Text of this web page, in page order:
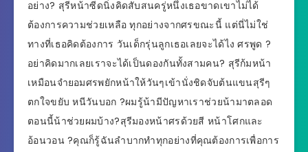
อย่าง? สุรีหน้าซีดนิ่งคิดสับสนครู่หนึ่งเธอขาดเขาไม่ได้
ต้องการความช่วยเหลือ ทุกอย่างจากศรขณะนี้ แต่นี่ไม่ใช่
ทางที่เธอคิดต้องการ วันเด็กรุ่นลูกเธอเลยจะได้ไง ศรพูด ?
อย่าคิดมากเลยเราจะได้เป็นดองกันทั้งสามคน? สุรีก้มหน้า
เหมือนจำยอมศรพยักหน้าให้วันๆเข้านั่งชิดจับต้นแขนสุรีๆ
ตกใจขยับ หนีวันบอก ?ผมรู้น้ามีปัญหาเราช่วยน้ามาตลอด
ตอนนี้น้าช่วยผมบ้าง?สุรีมองหน้าศรด้วยสี หน้าโศกและ
อ้อนวอน ?คุณก็รู้ฉันลำบากทำทุกอย่างที่คุณต้องการเพื่อการ